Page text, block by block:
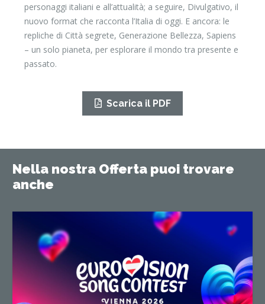
personaggi italiani e all’attualità; a seguire, Divulgativo, il
nuovo format che racconta l’Italia di oggi. E ancora: le
repliche di Città segrete, Generazione Bellezza, Sapiens
– un solo pianeta, per esplorare il mondo tra presente e
passato.
Scarica il PDF
Nella nostra Offerta puoi trovare
anche